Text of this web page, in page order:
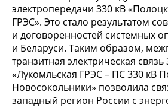
электропередачи 330 кВ
ГРЭС». Это стало результатом
и договоренностей системных
и Беларуси. Таким образом,
транзитная электрическая связь
«Лукомльская ГРЭС – ПС 330 кВ
Новосокольники» позволила
западный регион России с